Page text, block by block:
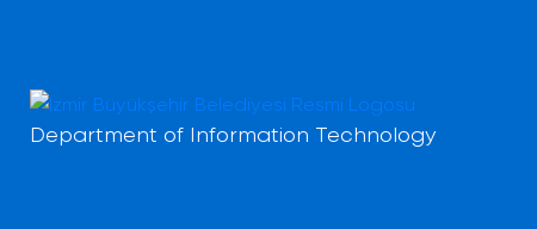
Department of Information Technology